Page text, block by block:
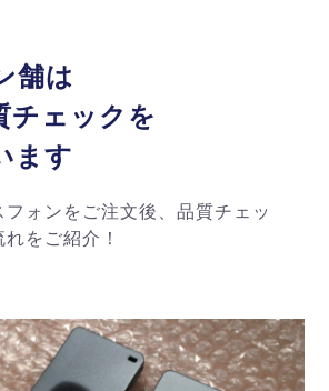
舗は
チェックを
ます
ォンをご注文後、品質チェッ
をご紹介！